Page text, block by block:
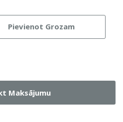
Pievienot Grozam
Maksājumu